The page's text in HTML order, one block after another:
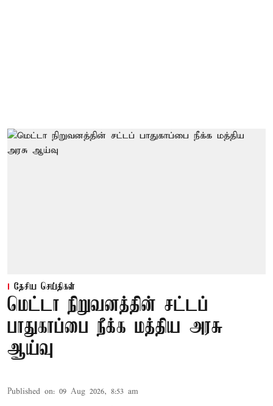
தேசிய செய்திகள்
மெட்டா நிறுவனத்தின் சட்டப்
பாதுகாப்பை நீக்க மத்திய அரசு
ஆய்வு
Published on: 09 Aug 2026, 8:53 am